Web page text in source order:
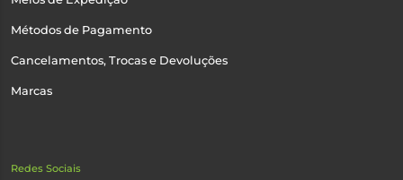
Métodos de Pagamento
Cancelamentos, Trocas e Devoluções
Marcas
Redes Sociais